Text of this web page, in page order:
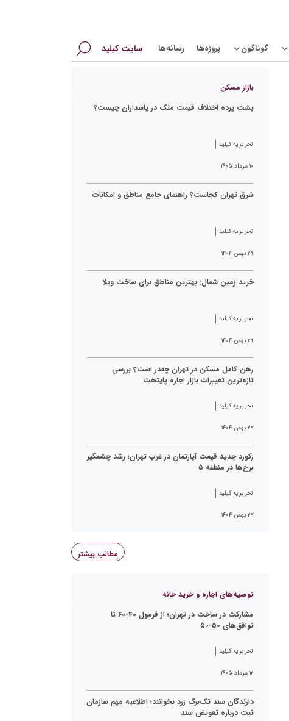
برای:
گوناگون پروژه‌ها رسانه‌ها سایت کیلید
بازار مسکن
پشت پرده اختلاف قیمت ملک در پاسداران چیست؟
تحریریه کیلید
۱۰ مرداد ۱۴۰۵
شرق تهران کجاست؟ راهنمای جامع مناطق و امکانات
تحریریه کیلید
۲۹ بهمن ۱۴۰۴
خرید زمین شمال: بهترین مناطق برای ساخت ویلا
تحریریه کیلید
۲۹ بهمن ۱۴۰۴
رهن کامل مسکن در تهران چقدر است؟ بررسی
تازه‌ترین تغییرات بازار اجاره پایتخت
تحریریه کیلید
۲۷ بهمن ۱۴۰۴
رکورد جدید قیمت آپارتمان در غرب تهران؛ رشد چشمگیر
نرخ‌ها در منطقه ۵
تحریریه کیلید
۲۷ بهمن ۱۴۰۴
مطالب بیشتر
توصیه‌های اجاره و خرید خانه
مشارکت در ساخت در تهران؛ از فرمول ۴۰-۶۰ تا
توافق‌های ۵۰-۵۰
تحریریه کیلید
۱۲ مرداد ۱۴۰۵
دارندگان سند تک‌برگ زرد بخوانند؛ اطلاعیه مهم سازمان
ثبت درباره تعویض سند